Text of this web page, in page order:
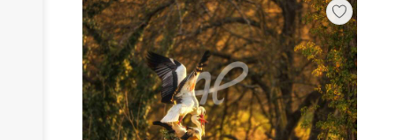
DRUCKQUALITÄTEN
LED-LEUCHTBILDER
WIR DRUCKEN IHR BILD